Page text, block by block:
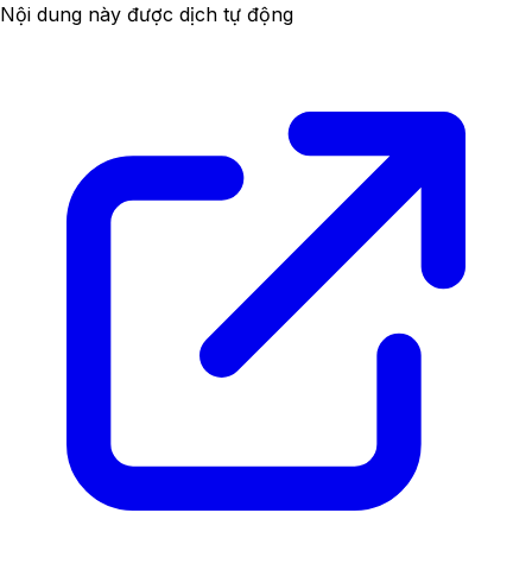
Nội dung này được dịch tự động